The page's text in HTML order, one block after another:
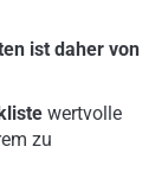
ist daher von
wertvolle
zu